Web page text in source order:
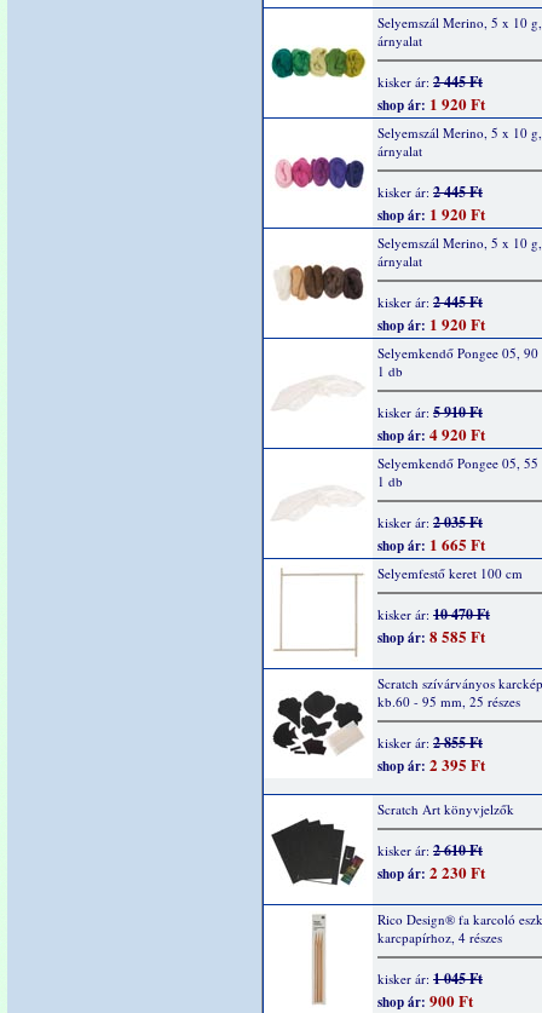
Selyemszál Merino, 5 x 10
árnyalat
kisker ár: 2 445 Ft
shop ár: 1 920 Ft
Selyemszál Merino, 5 x 10
árnyalat
kisker ár: 2 445 Ft
shop ár: 1 920 Ft
Selyemszál Merino, 5 x 10
árnyalat
kisker ár: 2 445 Ft
shop ár: 1 920 Ft
Selyemkendő Pongee 05,
1 db
kisker ár: 5 910 Ft
shop ár: 4 920 Ft
Selyemkendő Pongee 05,
1 db
kisker ár: 2 035 Ft
shop ár: 1 665 Ft
Selyemfestő keret 100 cm
kisker ár: 10 470 Ft
shop ár: 8 585 Ft
Scratch szívárványos
kb.60 - 95 mm, 25 részes
kisker ár: 2 855 Ft
shop ár: 2 395 Ft
Scratch Art könyvjelzők
kisker ár: 2 610 Ft
shop ár: 2 230 Ft
Rico Design® fa karcoló
karcpapírhoz, 4 részes
kisker ár: 1 045 Ft
shop ár: 900 Ft